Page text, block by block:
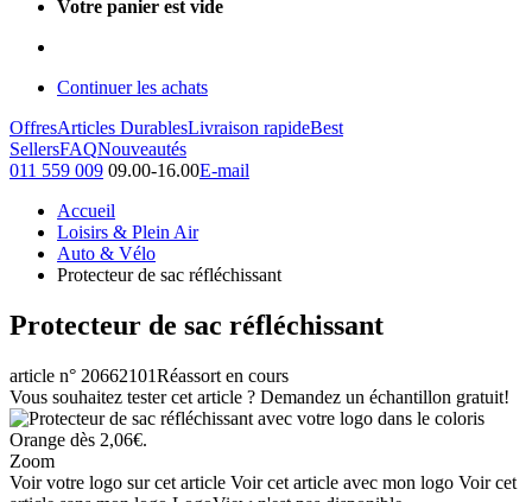
Votre panier est vide
Continuer les achats
OffresArticles DurablesLivraison rapideBest
SellersFAQNouveautés
011 559 009 09.00-16.00E-mail
Accueil
Loisirs & Plein Air
Auto & Vélo
Protecteur de sac réfléchissant
Protecteur de sac réfléchissant
article n° 20662101Réassort en cours
Vous souhaitez tester cet article ? Demandez un échantillon gratuit!
Zoom
Voir votre logo sur cet article Voir cet article avec mon logo Voir cet